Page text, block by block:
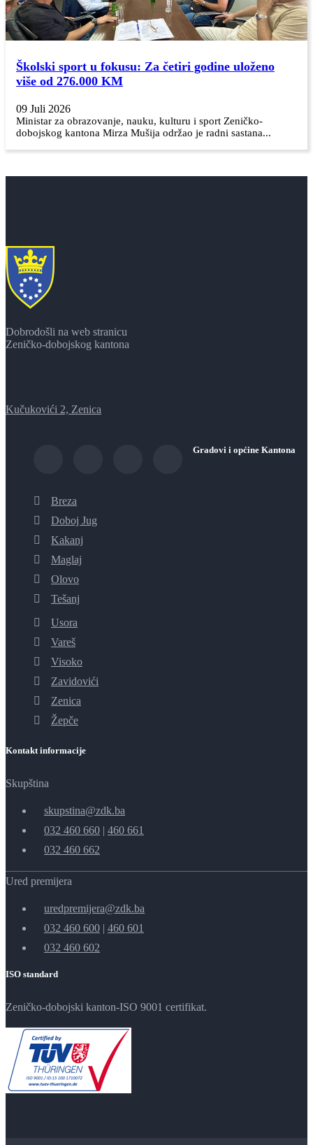
Školski sport u fokusu: Za četiri godine uloženo
više od 276.000 KM
09 Juli 2026
Ministar za obrazovanje, nauku, kulturu i sport Zeničko-
dobojskog kantona Mirza Mušija održao je radni sastana...
Dobrodošli na web stranicu
Zeničko-dobojskog kantona
Kučukovići 2, Zenica
Gradovi i općine Kantona
Breza
Doboj Jug
Kakanj
Maglaj
Olovo
Tešanj
Usora
Vareš
Visoko
Zavidovići
Zenica
Žepče
Kontakt informacije
Skupština
skupstina@zdk.ba
032 460 660 | 460 661
032 460 662
Ured premijera
uredpremijera@zdk.ba
032 460 600 | 460 601
032 460 602
ISO standard
Zeničko-dobojski kanton-ISO 9001 certifikat.